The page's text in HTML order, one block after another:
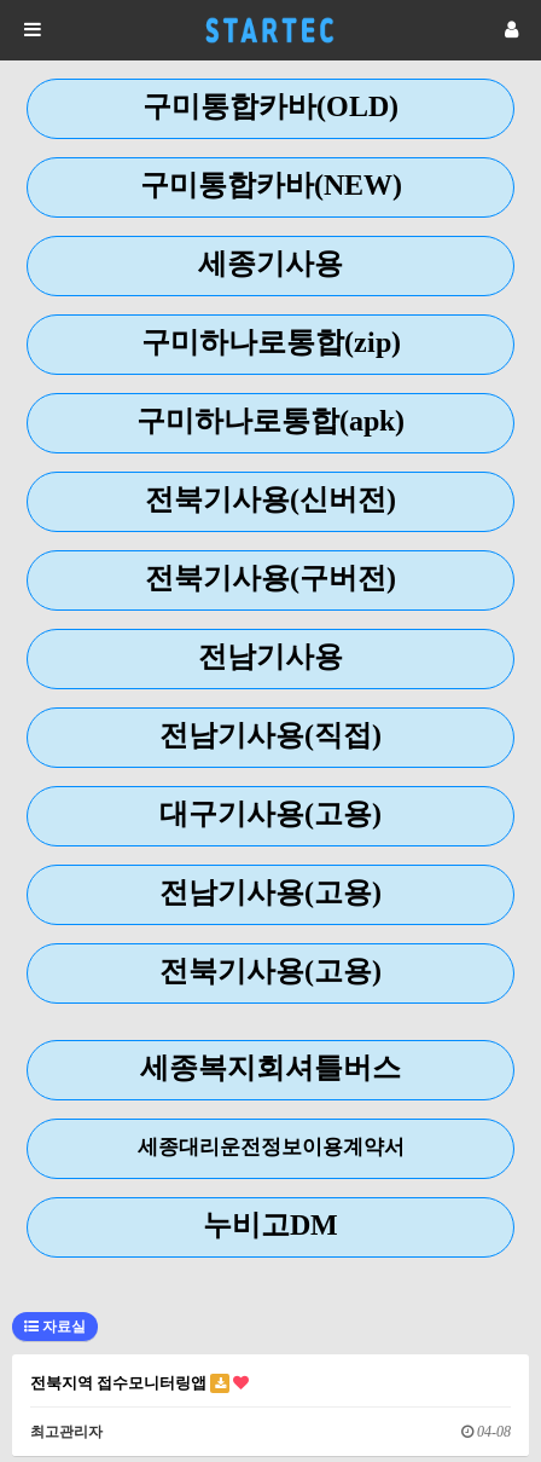
구미통합카바(OLD)
구미통합카바(NEW)
세종기사용
구미하나로통합(zip)
구미하나로통합(apk)
전북기사용(신버전)
전북기사용(구버전)
전남기사용
전남기사용(직접)
대구기사용(고용)
전남기사용(고용)
전북기사용(고용)
세종복지회셔틀버스
세종대리운전정보이용계약서
누비고DM
자료실
전북지역 접수모니터링앱
최고관리자 04-08